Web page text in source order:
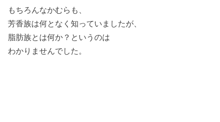
もちろんなかむらも、
芳香族は何となく知っていましたが、
脂肪族とは何か？というのは
わかりませんでした。